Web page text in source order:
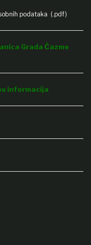
podataka (.pdf)
Grada Čazme
informacija